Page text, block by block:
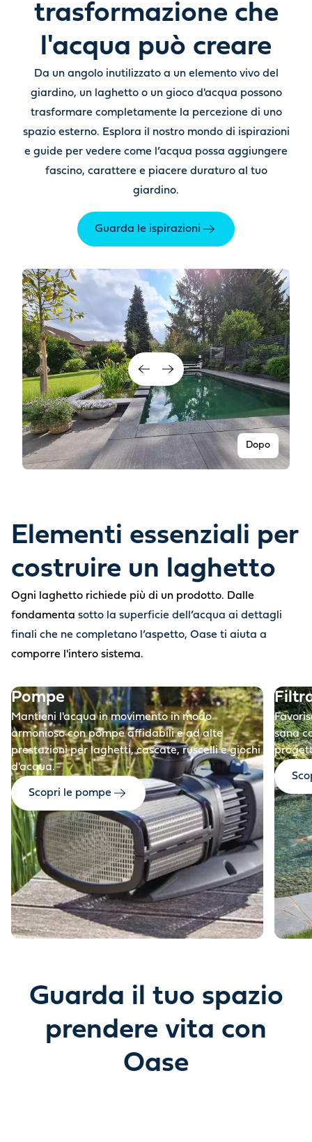
trasformazione che
l'acqua può creare
Da un angolo inutilizzato a un elemento vivo del
giardino, un laghetto o un gioco d'acqua possono
trasformare completamente la percezione di uno
spazio esterno. Esplora il nostro mondo di ispirazioni
e guide per vedere come l’acqua possa aggiungere
fascino, carattere e piacere duraturo al tuo
giardino.
Guarda le ispirazioni
Dopo
Elementi essenziali per
costruire un laghetto
Ogni laghetto richiede più di un prodotto. Dalle
fondamenta sotto la superficie dell’acqua ai dettagli
finali che ne completano l’aspetto, Oase ti aiuta a
comporre l'intero sistema.
Pompe
Mantieni l'acqua in movimento in modo
armonioso con pompe affidabili e ad alte
prestazioni per laghetti, cascate, ruscelli e giochi
d'acqua.
Scopri le pompe
sana
Guarda il tuo spazio
prendere vita con
Oase